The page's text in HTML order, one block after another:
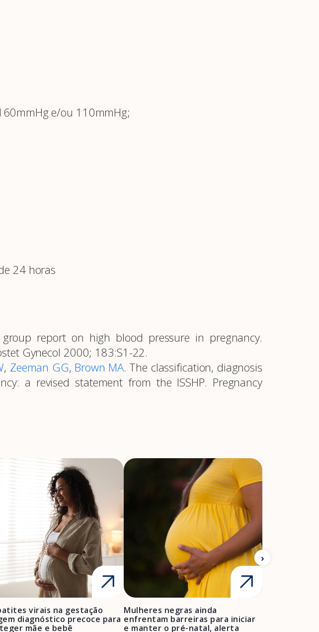
e/ou 110mmHg;
24 horas
report on high blood pressure in pregnancy.
Gynecol 2000; 183:S1-22.
, Zeeman GG, Brown MA. The classification, diagnosis
a revised statement from the ISSHP. Pregnancy
virais na gestação
diagnóstico precoce para
mãe e bebê
Mulheres negras ainda
enfrentam barreiras para iniciar
e manter o pré-natal, alerta